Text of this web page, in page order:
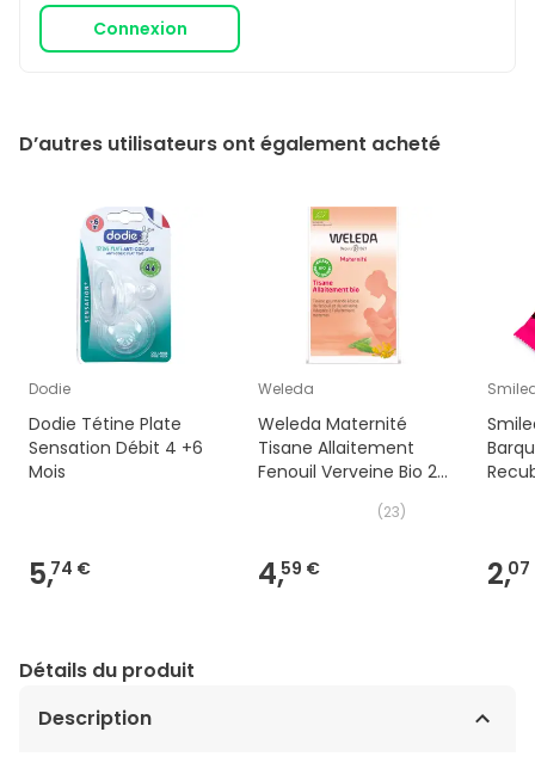
Connexion
D’autres utilisateurs ont également acheté
Dodie
Dodie Tétine Plate
Sensation Débit 4 +6
Mois
5,74 €
Weleda
Weleda Maternité
Tisane Allaitement
Fenouil Verveine Bio 20
(23)
4,59 € 2,
Détails du produit
Description